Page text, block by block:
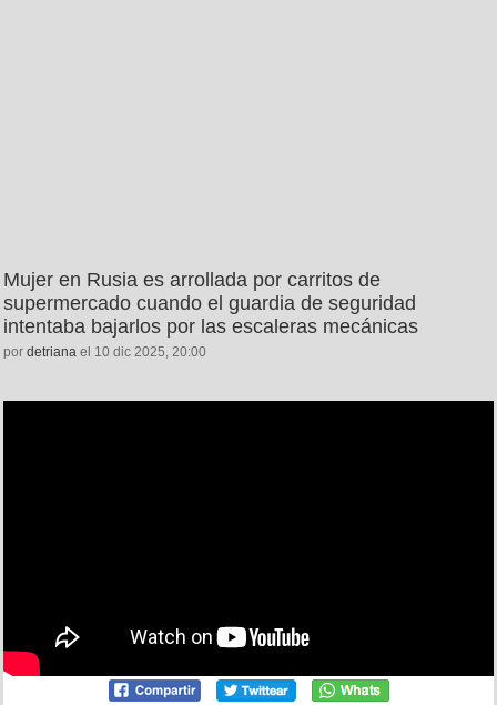
Mujer en Rusia es arrollada por carritos de
supermercado cuando el guardia de seguridad
intentaba bajarlos por las escaleras mecánicas
por detriana el 10 dic 2025, 20:00